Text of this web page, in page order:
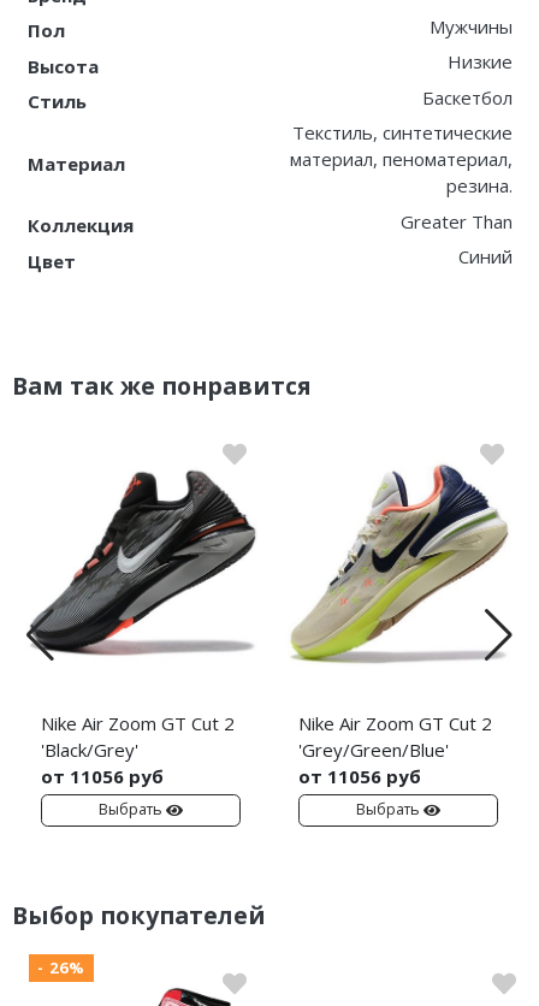
Пол
Мужчины
Высота
Низкие
Стиль
Баскетбол
Материал
Текстиль, синтетические
материал, пеноматериал,
резина.
Коллекция
Greater Than
Цвет
Синий
Вам так же понравится
Nike Air Zoom GT Cut 2
'Black/Grey'
от 11056 руб
Выбрать
Nike Air Zoom GT Cut 2
'Grey/Green/Blue'
от 11056 руб
Выбрать
Выбор покупателей
- 26%